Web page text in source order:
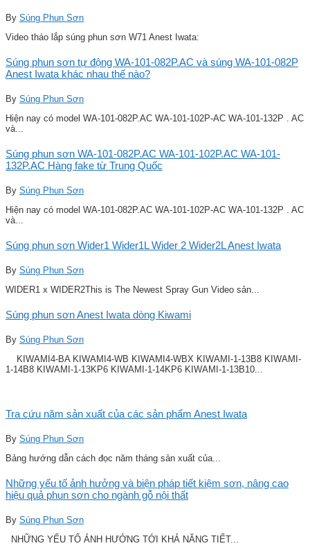
By Súng Phun Sơn
Video tháo lắp súng phun sơn W71 Anest Iwata:
Súng phun sơn tự động WA-101-082P.AC và súng WA-101-082P
Anest Iwata khác nhau thế nào?
By Súng Phun Sơn
Hiện nay có model WA-101-082P.AC WA-101-102P-AC WA-101-132P . AC
và...
Súng phun sơn WA-101-082P.AC WA-101-102P.AC WA-101-
132P.AC Hàng fake từ Trung Quốc
By Súng Phun Sơn
Hiện nay có model WA-101-082P.AC WA-101-102P-AC WA-101-132P . AC
và...
Súng phun sơn Wider1 Wider1L Wider 2 Wider2L Anest Iwata
By Súng Phun Sơn
WIDER1 x WIDER2This is The Newest Spray Gun Video sản...
Súng phun sơn Anest Iwata dòng Kiwami
By Súng Phun Sơn
KIWAMI4-BA KIWAMI4-WB KIWAMI4-WBX KIWAMI-1-13B8 KIWAMI-
1-14B8 KIWAMI-1-13KP6 KIWAMI-1-14KP6 KIWAMI-1-13B10...
Tra cứu năm sản xuất của các sản phẩm Anest Iwata
By Súng Phun Sơn
Bảng hướng dẫn cách đọc năm tháng sản xuất của...
Những yếu tố ảnh hưởng và biện pháp tiết kiệm sơn, nâng cao
hiệu quả phun sơn cho ngành gỗ nội thất
By Súng Phun Sơn
NHỮNG YẾU TỐ ẢNH HƯỞNG TỚI KHẢ NĂNG TIẾT...